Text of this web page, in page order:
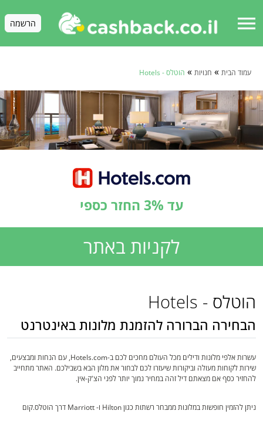
menu הרשמה
עמוד הבית » חנויות » הוטלס - Hotels
עד 3% החזר כספי
לקניות באתר
הוטלס - Hotels
הבחירה הברורה להזמנת מלונות באינטרנט
עשרות אלפי מלונות ודילים מכל העולם מחכים לכם ב-Hotels.com, עם הנחות ומבצעים,
שירות לקוחות מעולה וביקורות שיעזרו לכם לבחור את מלון הבא בשבילכם. האתר מתחייב
להחזיר כסף אם מצאתם דיל זהה במחיר נמוך יותר לפני הצ'ק-אין.
ניתן להזמין חופשות במלונות ממבחר רשתות כגון Hilton ו- Marriott דרך הוטלס.קום